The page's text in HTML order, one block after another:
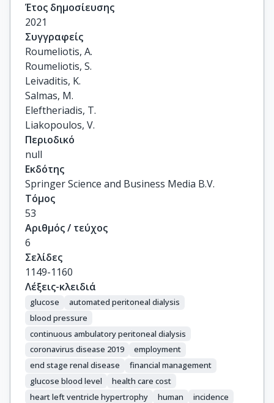
Έτος δημοσίευσης
2021
Συγγραφείς
Roumeliotis, A.
Roumeliotis, S.
Leivaditis, K.
Salmas, M.
Eleftheriadis, T.
Liakopoulos, V.
Περιοδικό
null
Εκδότης
Springer Science and Business Media B.V.
Τόμος
53
Αριθμός / τεύχος
6
Σελίδες
1149-1160
Λέξεις-κλειδιά
glucose
automated peritoneal dialysis
blood pressure
continuous ambulatory peritoneal dialysis
coronavirus disease 2019
employment
end stage renal disease
financial management
glucose blood level
health care cost
heart left ventricle hypertrophy
human
incidence